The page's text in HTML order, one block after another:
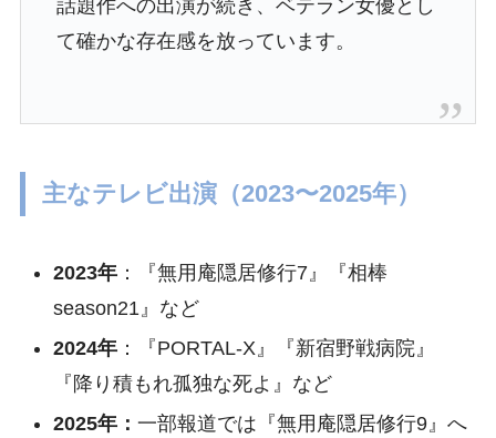
話題作への出演が続き、ベテラン女優とし
て確かな存在感を放っています。
主なテレビ出演（2023〜2025年）
2023年：『無用庵隠居修行7』『相棒
season21』など
2024年：『PORTAL-X』『新宿野戦病院』
『降り積もれ孤独な死よ』など
2025年： 一部報道では『無用庵隠居修行9』へ